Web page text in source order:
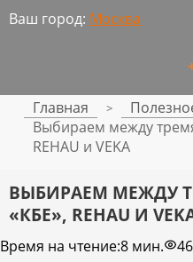
Ваш город: Москва
Главная >
Выбираем между
REHAU и VEKA
ВЫБИРАЕМ МЕЖДУ
«КБЕ», REHAU И
Время на чтение:8 мин.